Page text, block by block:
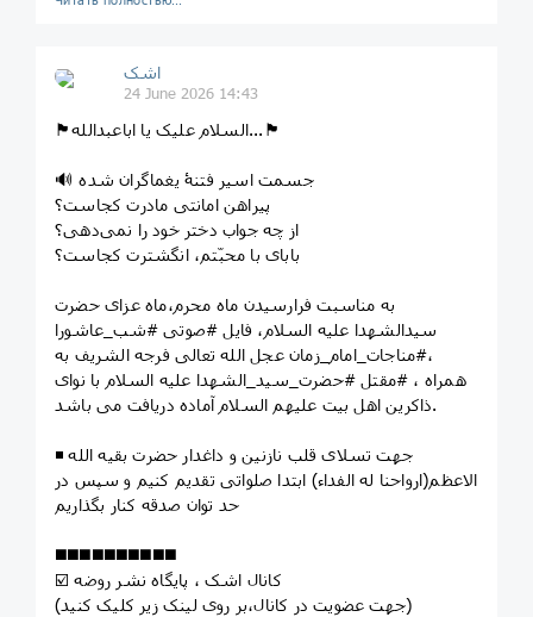
اشک
24 June 2026 14:43
🏴السلام علیک یا اباعبدالله...🏴
🔊 جسمت اسیر فتنۀ یغماگران شده
پیراهن امانتی مادرت کجاست؟
از چه جواب دختر خود را نمی‌دهی؟
بابای با محبّتم، انگشترت کجاست؟
به مناسبت فرارسیدن ماه محرم،ماه عزای حضرت
سیدالشهدا علیه السلام، فایل #صوتی #شب_عاشورا
،#مناجات_امام_زمان عجل الله تعالی فرجه الشریف به
همراه ، #مقتل #حضرت_سید_الشهدا علیه السلام با نوای
ذاکرین اهل بیت علیهم السلام آماده دریافت می باشد.
◾️ جهت تسلای قلب نازنین و داغدار حضرت بقیه الله
الاعظم(ارواحنا له الفداء) ابتدا صلواتی تقدیم کنیم و سپس در
حد توان صدقه کنار بگذاریم
◼️◼️◼️◼️◼️◼️◼️◼️◼️◼️
☑️ کانال اشک ، پایگاه نشر روضه
(جهت عضویت در کانال،بر روی لینک زیر کلیک کنید)